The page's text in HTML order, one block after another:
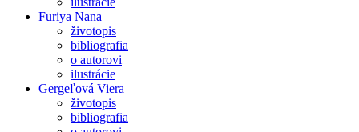
Furiya Nana
životopis
bibliografia
o autorovi
ilustrácie
Gergeľová Viera
životopis
bibliografia